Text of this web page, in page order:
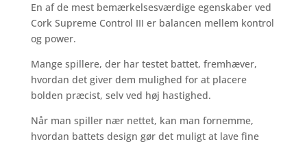
En af de mest bemærkelsesværdige egenskaber ved
Cork Supreme Control III er balancen mellem kontrol
og power.
Mange spillere, der har testet battet, fremhæver,
hvordan det giver dem mulighed for at placere
bolden præcist, selv ved høj hastighed.
Når man spiller nær nettet, kan man fornemme,
hvordan battets design gør det muligt at lave fine